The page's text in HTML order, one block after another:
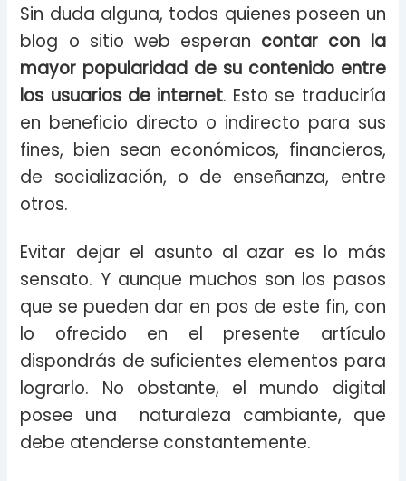
Sin duda alguna, todos quienes poseen un
blog o sitio web esperan contar con la
mayor popularidad de su contenido entre
los usuarios de internet. Esto se traduciría
en beneficio directo o indirecto para sus
fines, bien sean económicos, financieros,
de socialización, o de enseñanza, entre
otros.
Evitar dejar el asunto al azar es lo más
sensato. Y aunque muchos son los pasos
que se pueden dar en pos de este fin, con
lo ofrecido en el presente artículo
dispondrás de suficientes elementos para
lograrlo. No obstante, el mundo digital
posee una naturaleza cambiante, que
debe atenderse constantemente.